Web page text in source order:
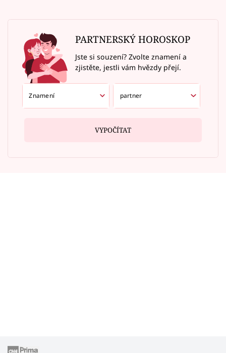
PARTNERSKÝ HOROSKOP
Jste si souzení? Zvolte znamení a
zjistěte, jestli vám hvězdy přejí.
VYPOČÍTAT